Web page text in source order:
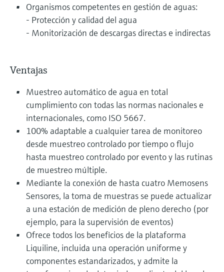
Organismos competentes en gestión de aguas:
- Protección y calidad del agua
- Monitorización de descargas directas e indirectas
Ventajas
Muestreo automático de agua en total
cumplimiento con todas las normas nacionales e
internacionales, como ISO 5667.
100% adaptable a cualquier tarea de monitoreo
desde muestreo controlado por tiempo o flujo
hasta muestreo controlado por evento y las rutinas
de muestreo múltiple.
Mediante la conexión de hasta cuatro Memosens
Sensores, la toma de muestras se puede actualizar
a una estación de medición de pleno derecho (por
ejemplo, para la supervisión de eventos)
Ofrece todos los beneficios de la plataforma
Liquiline, incluida una operación uniforme y
componentes estandarizados, y admite la